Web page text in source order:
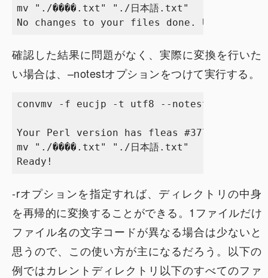
mv "./����.txt" "./日本語.txt"
確認した結果に問題がなく、実際に変換を行いた
い場合は、–notestオプションをつけて実行する。
convmv -f eucjp -t utf8 --notest ???ܸ?.txt
Your Perl version has fleas #37757 #49830
mv "./����.txt" "./日本語.txt"
-rオプションを指定すれば、ディレクトリの中身
を再帰的に変換することができる。1ファイルだけ
ファイル名の文字コードが異なる場合は少ないと
思うので、この使い方が主になるだろう。以下の
例ではカレントディレクトリ以下のすべてのファ